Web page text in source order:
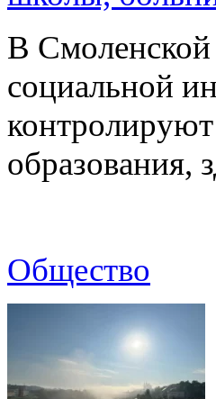
В Смоленской
социальной
образования,
Общество